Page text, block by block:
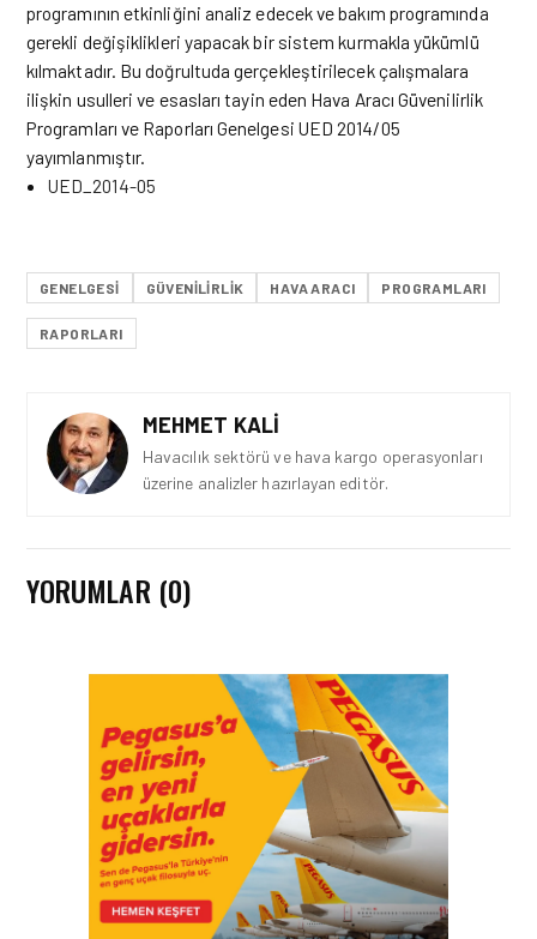
programının etkinliğini analiz edecek ve bakım programında
gerekli değişiklikleri yapacak bir sistem kurmakla yükümlü
kılmaktadır. Bu doğrultuda gerçekleştirilecek çalışmalara
ilişkin usulleri ve esasları tayin eden Hava Aracı Güvenilirlik
Programları ve Raporları Genelgesi UED 2014/05
yayımlanmıştır.
UED_2014-05
GENELGESI GÜVENILIRLIK HAVA ARACI PROGRAMLARI
RAPORLARI
MEHMET KALI
Havacılık sektörü ve hava kargo operasyonları
üzerine analizler hazırlayan editör.
YORUMLAR (0)
GÜNCEL HABERLER • 22 TEM 2026
OKYANUSU KÜREK
ÇEKEREK AŞACAK İLK
TÜRK TAKIMINA GURUR
DOLU DESTEK!
GÜNCEL HABERLER • 12 HAZ 2026
AVRUPA KOMISYONU AB
HAVA EMNIYETI LISTESINI